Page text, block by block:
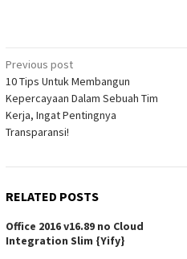
Post
navigation
Previous post
10 Tips Untuk Membangun
Kepercayaan Dalam Sebuah Tim
Kerja, Ingat Pentingnya
Transparansi!
RELATED POSTS
Office 2016 v16.89 no Cloud
Integration Slim {Yify}